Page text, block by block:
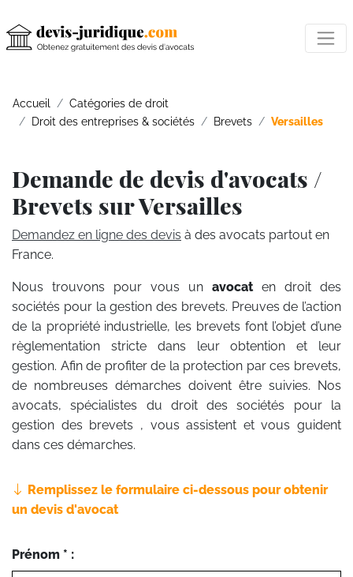
Accueil
Catégories de droit
Droit des entreprises & sociétés
Brevets Versailles
Demande de devis d'avocats /
Brevets sur Versailles
Demandez en ligne des devis à des avocats partout en
France.
Nous trouvons pour vous un avocat en droit des
sociétés pour la gestion des brevets. Preuves de l’action
de la propriété industrielle, les brevets font l’objet d’une
règlementation stricte dans leur obtention et leur
gestion. Afin de profiter de la protection par ces brevets,
de nombreuses démarches doivent être suivies. Nos
avocats, spécialistes du droit des sociétés pour la
gestion des brevets , vous assistent et vous guident
dans ces démarches.
Remplissez le formulaire ci-dessous pour obtenir
un devis d'avocat
Prénom * :